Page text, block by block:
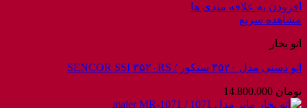
افزودن به علاقه مندی ها
مشاهده سریع
اتو بخار
اتو دستی مدل ۳۵۲۰ سنکور / SENCOR SSI ۳۵۲۰RS
تومان